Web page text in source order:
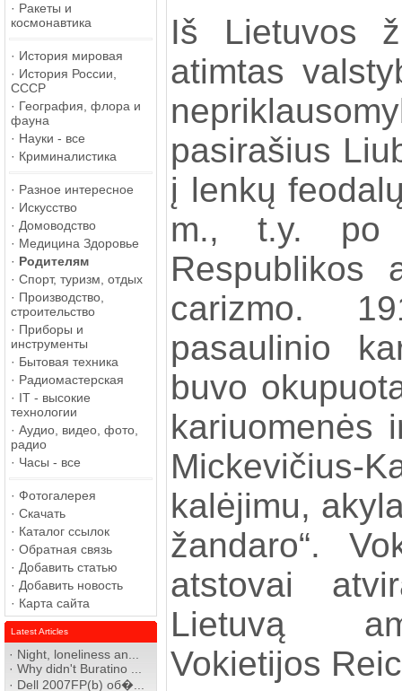
· Ракеты и
космонавтика
· История мировая
· История России,
СССР
· География, флора и
фауна
· Науки - все
· Криминалистика
· Разное интересное
· Искусство
· Домоводство
· Медицина Здоровье
· Родителям
· Спорт, туризм, отдых
· Производство,
строительство
· Приборы и
инструменты
· Бытовая техника
· Радиомастерская
· IT - высокие
технологии
· Аудио, видео, фото,
радио
· Часы - все
· Фотогалерея
· Скачать
· Каталог ссылок
· Обратная связь
· Добавить статью
· Добавить новость
· Карта сайта
Latest Articles
· Night, loneliness an...
· Why didn't Buratino ...
· Dell 2007FP(b) об�...
Iš Lietuvos
atimtas
pasirašius
į lenkų
m., t.y. po
Respublikos
carizmo.
pasaulinio
buvo
kariuomenės
kalėjimu,
žandaro“.
atstovai
Lietuvą
Vokietijos